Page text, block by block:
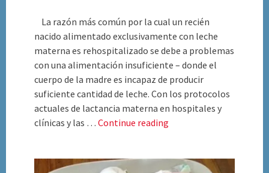
La razón más común por la cual un recién
nacido alimentado exclusivamente con leche
materna es rehospitalizado se debe a problemas
con una alimentación insuficiente – donde el
cuerpo de la madre es incapaz de producir
suficiente cantidad de leche. Con los protocolos
actuales de lactancia materna en hospitales y
clínicas y las … Continue reading
Mejor